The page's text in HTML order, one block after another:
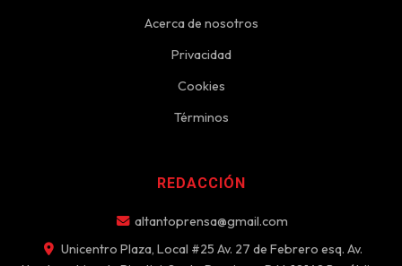
Acerca de nosotros
Privacidad
Cookies
Términos
REDACCIÓN
altantoprensa@gmail.com
Unicentro Plaza, Local #25 Av. 27 de Febrero esq. Av.